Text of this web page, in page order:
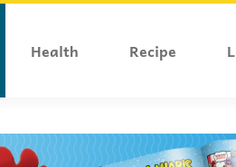
Health Recipe